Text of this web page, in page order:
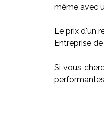
même avec
Le prix d'un
Entreprise
Si vous